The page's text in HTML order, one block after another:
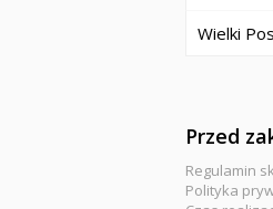
Wielki
Przed
Regulamin
Polityka